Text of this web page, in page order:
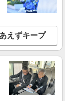
給1,530円 ＊
時給1,888円〜 ＊
時給の60％支給
見る
円 【実務
岩槻区・久喜市・
えずキープ